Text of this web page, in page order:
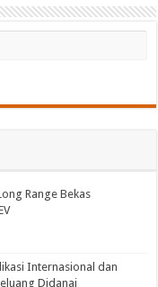
Range Bekas
Internasional dan
Didanai